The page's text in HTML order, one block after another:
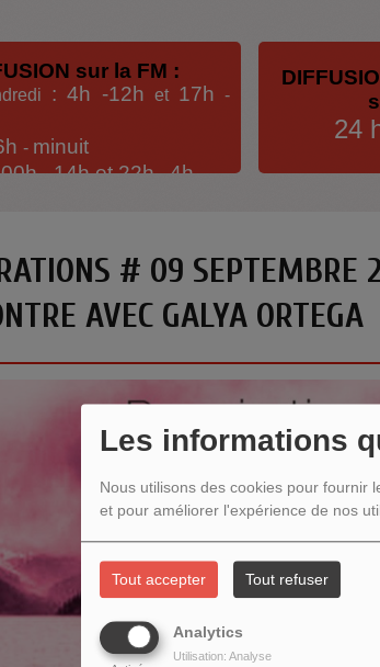
Les informations
Nous utilisons des cookies pour fournir
et pour améliorer l'expérience de nos
Tout accepter Tout refuser
Analytics
Utilisation: Analyse
sur la FM :
: 4h -12h et 17h -
- minuit
-14h et 22h-4h
24
# 09 SEPTEMBRE
AVEC GALYA ORTEGA